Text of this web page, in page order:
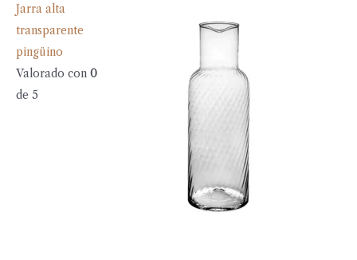
Jarra alta
transparente
pingüino
Valorado con 0
de 5